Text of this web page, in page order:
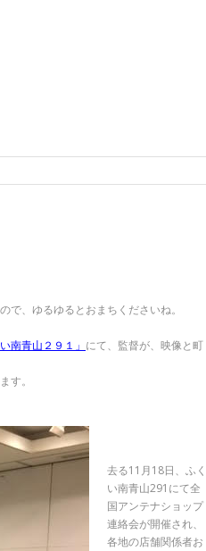
、ゆるゆるとおまちくださいね。
南青山２９１」 にて、監督が、映像と町
す。
去る11月18日、ふく
い南青山291にて全
国アンテナショップ
連絡会が開催され、
各地の店舗関係者お